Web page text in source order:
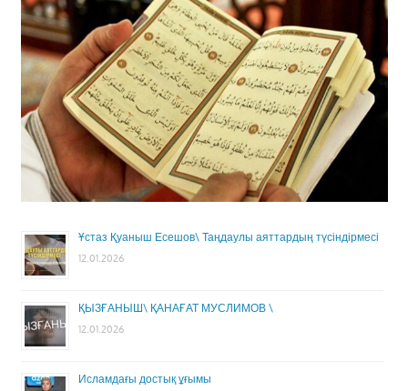
Ұстаз Қуаныш Есешов\ Таңдаулы аяттардың түсіндірмесі
12.01.2026
ҚЫЗҒАНЫШ\ ҚАНАҒАТ МУСЛИМОВ \
12.01.2026
Исламдағы достық ұғымы